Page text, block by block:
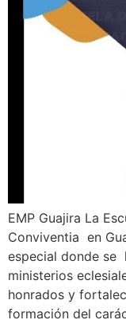
EMP Guajira La
Conviventia en
especial donde se
ministerios
honrados y
formación del